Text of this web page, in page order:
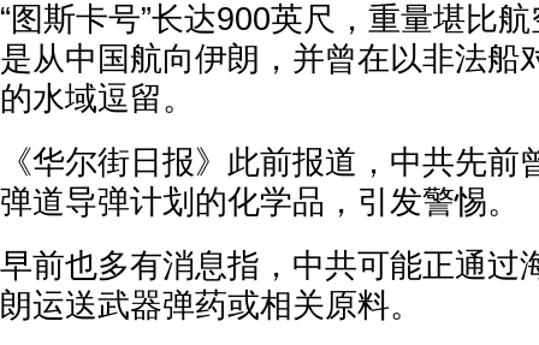
“图斯卡号”长达900英尺，重量堪比
是从中国航向伊朗，并曾在以非法船
的水域逗留。
《华尔街日报》此前报道，中共先
弹道导弹计划的化学品，引发警惕。
早前也多有消息指，中共可能正通过
朗运送武器弹药或相关原料。